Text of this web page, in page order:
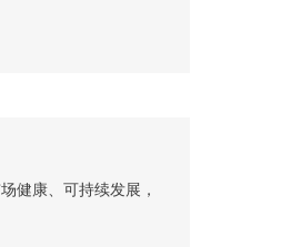
健康、可持续发展，